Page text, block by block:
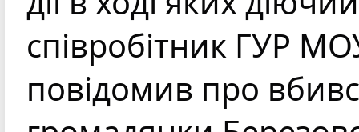
співробітник ГУР
повідомив про